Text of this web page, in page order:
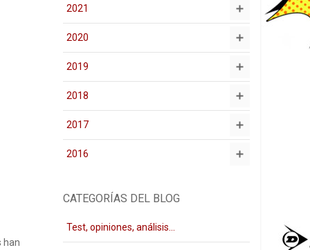
han
2021
2020
2019
2018
2017
2016
CATEGORÍAS DEL BLOG
Test, opiniones, análisis...